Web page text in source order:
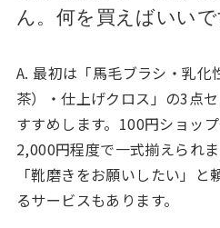
ん。何を買えばいいで
A. 最初は「馬毛ブラシ・乳化
茶）・仕上げクロス」の3点
すすめします。100円ショッ
2,000円程度で一式揃えられ
「靴磨きをお願いしたい」
るサービスもあります。